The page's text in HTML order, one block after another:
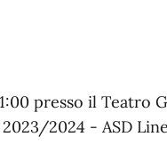
presso il Teatro
2024 - ASD